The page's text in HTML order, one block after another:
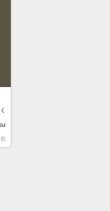
166613lb-